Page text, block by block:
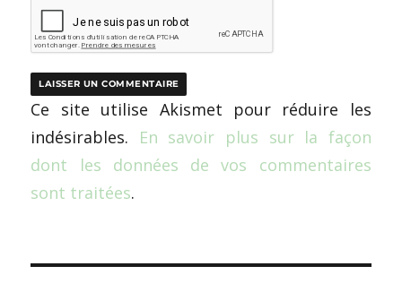
Ce site utilise Akismet pour réduire les
indésirables. En savoir plus sur la façon
dont les données de vos commentaires
sont traitées.